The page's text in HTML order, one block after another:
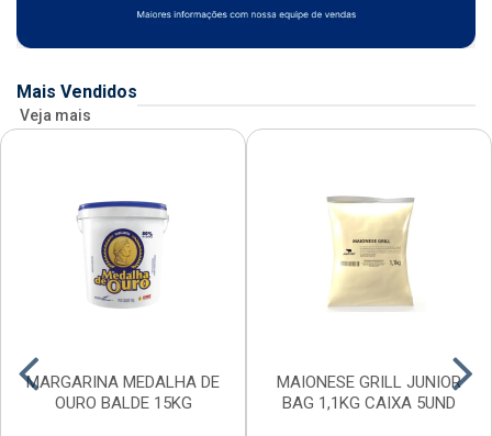
Mais Vendidos
Veja mais
MARGARINA MEDALHA DE
OURO BALDE 15KG
MAIONESE GRILL JUNIOR
BAG 1,1KG CAIXA 5UND